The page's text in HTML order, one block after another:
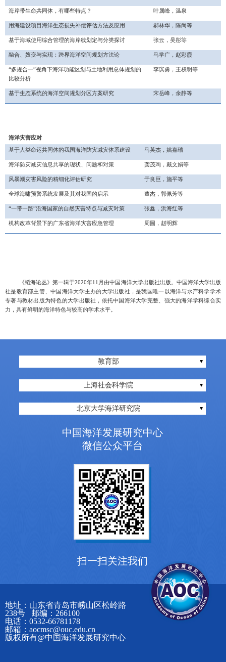
海岸带生命共同体，有哪些特点？ 叶属峰，温泉
用海建设项目海洋生态损失补偿评估方法及应用 郝林华，陈尚等
基于海域使用综合管理的海岸线划定与分类探讨 张云，吴彤等
融合、嬗变与实现：跨界海洋空间规划方法论 马学广，赵彩霞
“多规合一”视角下海洋功能区划与土地利用总体规划的
比较分析
李滨勇，王权明等
基于生态系统的海洋空间规划分区方案研究 宋岳峰，余静等
海洋灾害应对
基于人类命运共同体的我国海洋防灾减灾体系建设
马英杰，姚嘉瑞
海洋防灾减灾信息共享的现状、问题和对策 龚茂珣，戴文娟等
风暴潮灾害风险的精细化评估研究 于良巨，施平等
全球海啸预警系统发展及其对我国的启示 董杰，郭佩芳等
“一带一路”沿海国家的自然灾害特点与减灾对策 张鑫，洪海红等
机构改革背景下的广东省海洋灾害应急管理 周圆，赵明辉
《韬海论丛》第一辑于2020年11月由中国海洋大学出版社出版。中国海洋大学出版
社是教育部主管、中国海洋大学主办的大学出版社，是我国唯一以海洋与水产科学学术
专著与教材出版为特色的大学出版社，依托中国海洋大学完整、强大的海洋学科综合实
力，具有鲜明的海洋特色与较高的学术水平。
教育部
上海社会科学院
北京大学海洋研究院
中国海洋发展研究中心
微信公众平台
扫一扫关注我们
地址：山东省青岛市崂山区松岭路
238号 邮编：266100
电话：0532-66781178
邮箱：aocmsc@ouc.edu.cn
版权所有@中国海洋发展研究中心